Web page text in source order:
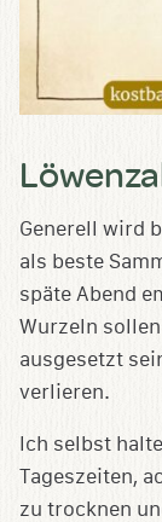
Generell wird
als beste
späte Abend
Wurzeln
ausgesetzt
verlieren.
Ich selbst
Tageszeiten,
zu trocknen